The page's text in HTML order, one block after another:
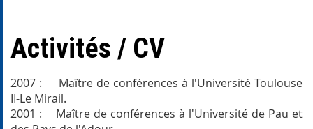
Activités / CV
2007 : Maître de conférences à l'Université Toulouse
II-Le Mirail.
2001 : Maître de conférences à l'Université de Pau et